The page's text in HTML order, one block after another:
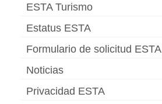
ESTA Turismo
Estatus ESTA
Formulario de solicitud ESTA
Noticias
Privacidad ESTA